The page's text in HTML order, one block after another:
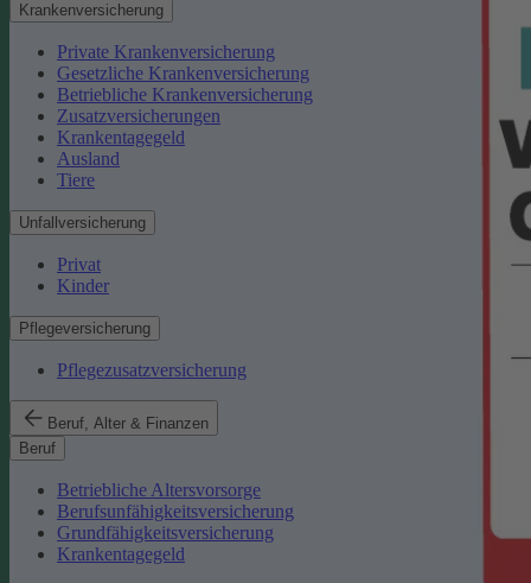
Krankenversicherung
Private Krankenversicherung
Gesetzliche Krankenversicherung
Betriebliche Krankenversicherung
Zusatzversicherungen
Krankentagegeld
Ausland
Tiere
Unfallversicherung
Privat
Kinder
Pflegeversicherung
Pflegezusatzversicherung
Beruf, Alter & Finanzen
Beruf
Betriebliche Altersvorsorge
Berufsunfähigkeitsversicherung
Grundfähigkeitsversicherung
Krankentagegeld